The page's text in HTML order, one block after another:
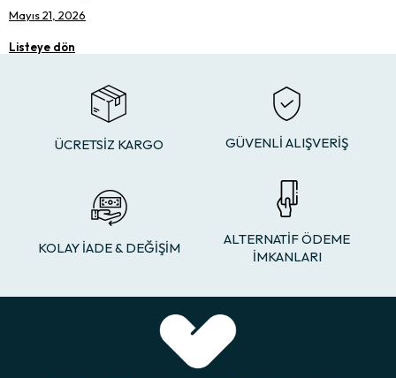
Mayıs 21, 2026
Listeye dön
ÜCRETSİZ KARGO GÜVENLİ ALIŞVERİŞ
KOLAY İADE & DEĞİŞİM
ALTERNATİF ÖDEME
İMKANLARI